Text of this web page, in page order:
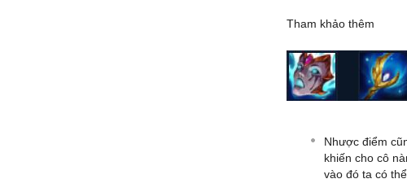
Tham khảo thêm
Nhược điểm
khiến cho cô
vào đó ta có